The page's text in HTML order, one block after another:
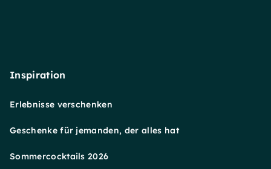
Inspiration
Erlebnisse verschenken
Geschenke für jemanden, der alles hat
Sommercocktails 2026